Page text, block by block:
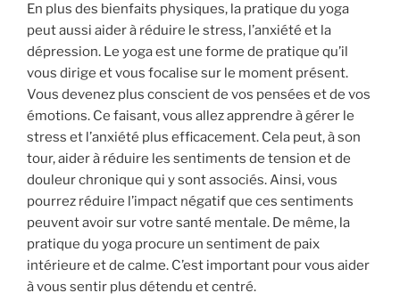
En plus des bienfaits physiques, la pratique du yoga
peut aussi aider à réduire le stress, l’anxiété et la
dépression. Le yoga est une forme de pratique qu’il
vous dirige et vous focalise sur le moment présent.
Vous devenez plus conscient de vos pensées et de vos
émotions. Ce faisant, vous allez apprendre à gérer le
stress et l’anxiété plus efficacement. Cela peut, à son
tour, aider à réduire les sentiments de tension et de
douleur chronique qui y sont associés. Ainsi, vous
pourrez réduire l’impact négatif que ces sentiments
peuvent avoir sur votre santé mentale. De même, la
pratique du yoga procure un sentiment de paix
intérieure et de calme. C’est important pour vous aider
à vous sentir plus détendu et centré.